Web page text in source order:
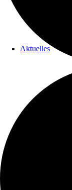
Aktuelles